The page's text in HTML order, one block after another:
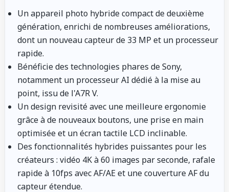
Un appareil photo hybride compact de deuxième
génération, enrichi de nombreuses améliorations,
dont un nouveau capteur de 33 MP et un processeur
rapide.
Bénéficie des technologies phares de Sony,
notamment un processeur AI dédié à la mise au
point, issu de l'A7R V.
Un design revisité avec une meilleure ergonomie
grâce à de nouveaux boutons, une prise en main
optimisée et un écran tactile LCD inclinable.
Des fonctionnalités hybrides puissantes pour les
créateurs : vidéo 4K à 60 images par seconde, rafale
rapide à 10fps avec AF/AE et une couverture AF du
capteur étendue.